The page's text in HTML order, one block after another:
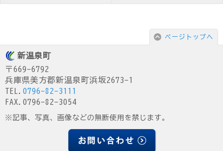
ページトップへ
新温泉町
〒669-6792
兵庫県美方郡新温泉町浜坂2673-1
TEL. 0796-82-3111
FAX.0796-82-3054
※記事、写真、画像などの無断使用を禁じます。